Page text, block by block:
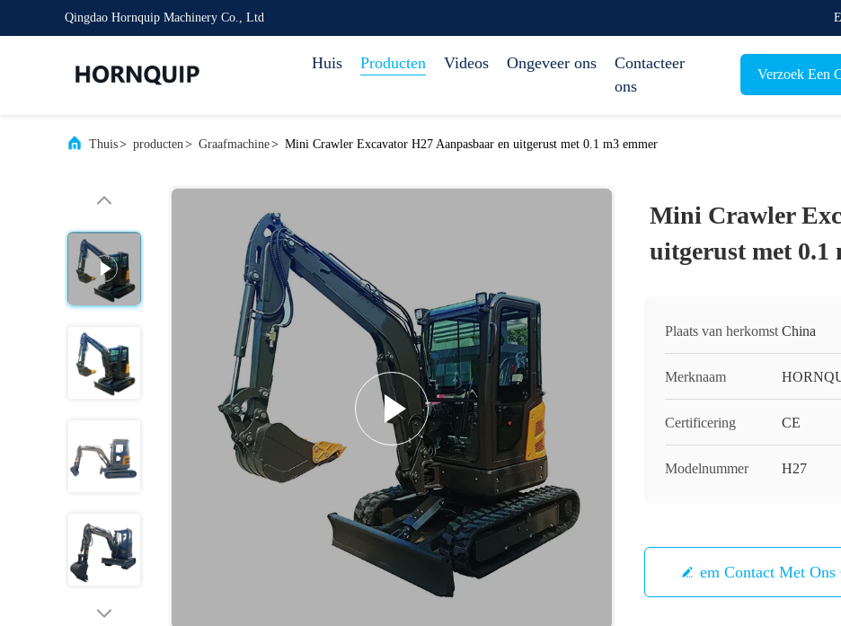
Qingdao Hornquip Machinery Co., Ltd
Huis Producten Videos Ongeveer ons
Contacteer
ons
Verzoek Een
Thuis> producten> Graafmachine> Mini Crawler Excavator H27 Aanpasbaar en uitgerust met 0.1 m3 emmer
Mini Crawler
uitgerust met 0.1
Plaats van herkomst China
Merknaam
Certificering CE
Modelnummer H27
Neem Contact Met Ons